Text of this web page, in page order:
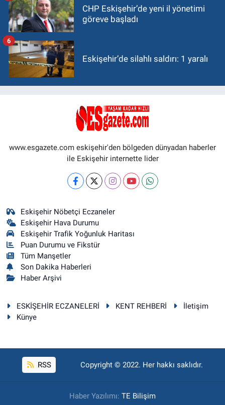
CHP Eskişehir’de yeni il yönetimi
göreve başladı
Eskişehir’de silahlı saldırı: 1 yaralı
6
www.esgazete.com eskişehir'den bölgeden dünyadan haberler
ile Eskişehir internette lider
Eskişehir Nöbetçi Eczaneler
Eskişehir Hava Durumu
Eskişehir Trafik Yoğunluk Haritası
Puan Durumu ve Fikstür
Tüm Manşetler
Son Dakika Haberleri
Haber Arşivi
ESKİŞEHİR ECZANELERİ KENT REHBERİ
İletişim
Künye
RSS Copyright © 2022. Her hakkı saklıdır.
Haber Yazılımı: TE Bilişim